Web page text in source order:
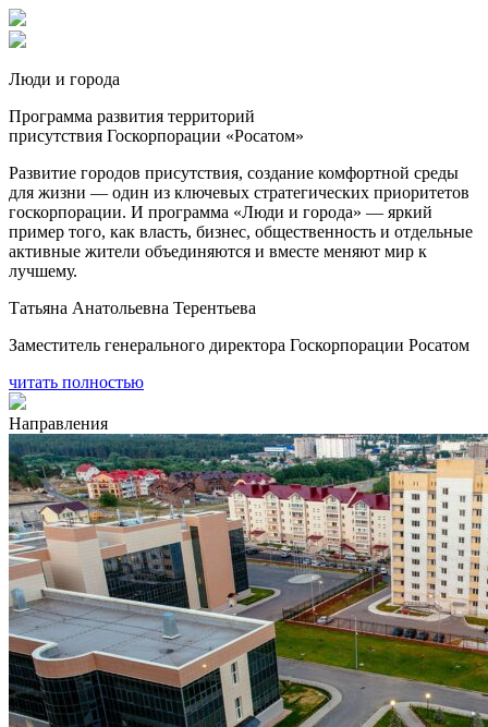
Люди и города
Программа развития территорий
присутствия Госкорпорации «Росатом»
Развитие городов присутствия, создание комфортной среды
для жизни — один из ключевых стратегических приоритетов
госкорпорации. И программа «Люди и города» — яркий
пример того, как власть, бизнес, общественность и отдельные
активные жители объединяются и вместе меняют мир к
лучшему.
Татьяна Анатольевна Терентьева
Заместитель генерального директора Госкорпорации Росатом
читать полностью
Направления